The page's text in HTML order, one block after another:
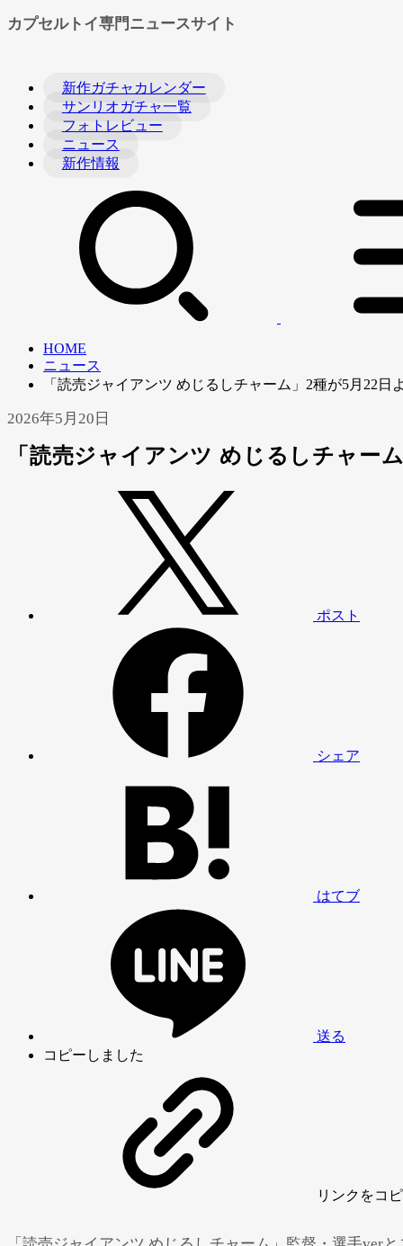
カプセルトイ専門ニュースサイト
新作ガチャカレンダー
サンリオガチャ一覧
フォトレビュー
ニュース
新作情報
HOME
ニュース
「読売ジャイアンツ めじるしチャーム」2種が5月22日
2026年5月20日
「読売ジャイアンツ めじるしチャー
ポスト
シェア
はてブ
送る
コピーしました
リンク をコ